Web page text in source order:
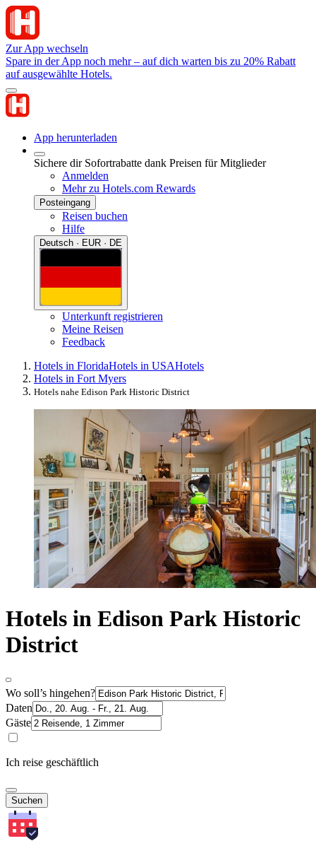
Zur App wechseln
Spare in der App noch mehr – auf dich warten bis zu 20% Rabatt
auf ausgewählte Hotels.
App herunterladen
Sichere dir Sofortrabatte dank Preisen für Mitglieder
Anmelden
Mehr zu Hotels.com Rewards
Posteingang
Reisen buchen
Hilfe
Deutsch · EUR · DE
Unterkunft registrieren
Meine Reisen
Feedback
Hotels in FloridaHotels in USAHotels
Hotels in Fort Myers
Hotels nahe Edison Park Historic District
Hotels in Edison Park Historic
District
Wo soll’s hingehen?
Daten
Gäste
Ich reise geschäftlich
Suchen